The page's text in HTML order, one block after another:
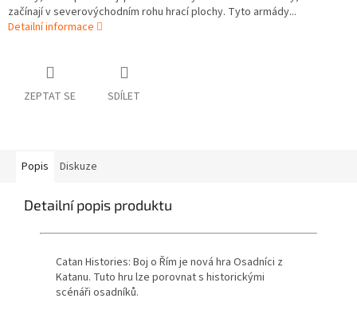
začínají v severovýchodním rohu hrací plochy. Tyto armády...
Detailní informace
ZEPTAT SE SDÍLET
Popis Diskuze
Detailní popis produktu
Catan Histories: Boj o Řím je nová hra Osadníci z
Katanu. Tuto hru lze porovnat s historickými
scénáři osadníků.